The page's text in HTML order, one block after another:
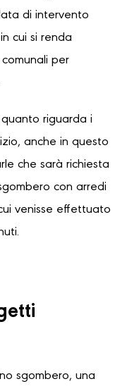
di intervento
cui si renda
per
riguarda i
anche in questo
che sarà richiesta
con arredi
venisse effettuato
sgombero, una